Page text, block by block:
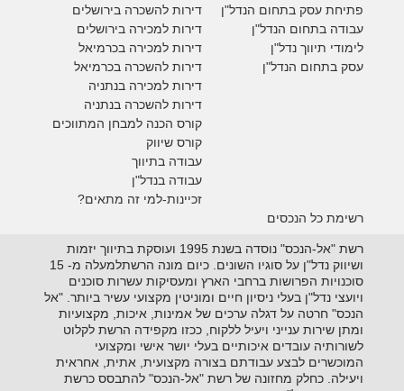
דירות להשכרה בירושלים
דירות למכירה בירושלים
דירות למכירה בכרמיאל
דירות להשכרה בכרמיאל
דירות למכירה בנתניה
דירות להשכרה בנתניה
קורס הכנה למבחן המתווכים
קורס שיווק
עבודה בתיווך
עבודה בנדל"ן
זכיינות-למי זה מתאים?
פתיחת עסק בתחום הנדל"ן
עבודה בתחום הנדל"ן
לימודי תיווך נדל"ן
עסק בתחום הנדל"ן
רשימת כל הנכסים
רשת "אל-הנכס" נוסדה בשנת 1995 ועוסקת בתיווך יזמות
ושיווק נדל"ן על סוגיו השונים. כיום מונה הרשתלמעלה מ- 15
סוכנויות הפרושות ברחבי הארץ ומעסיקות עשרות סוכנים
ויועצי נדל"ן בעלי ניסיון חיים ומוניטין מקצועי עשיר ביותר. "אל
הנכס" חרטה על דגלה ערכים של אמינות, איכות, מקצועיות
ומתן שירות ענייני ויעיל ללקוח, ככזו מקפידה הרשת לקלוט
לשורותיה עובדים איכותיים בעלי יושר אישי ומקצועי
המוכשרים לבצע עבודתם בצורה מקצועית, אתית, אחראית
ויעילה. כחלק מחזונה של רשת "אל-הנכס" להתבסס כרשת